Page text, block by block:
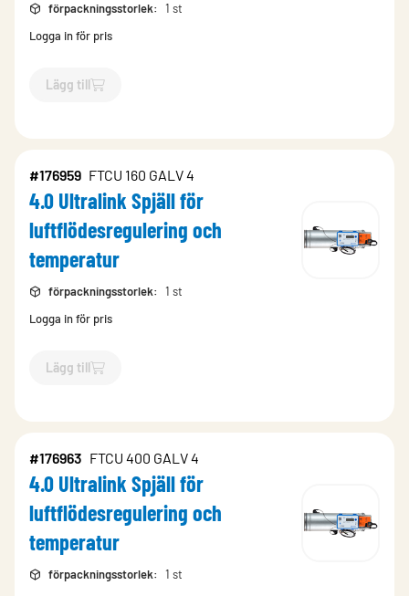
förpackningsstorlek:
1 st
Logga in för pris
Lägg till
`$Lägg till
#176959 FTCU 160 GALV 4
4.0 Ultralink Spjäll för
luftflödesregulering och
temperatur
förpackningsstorlek:
1 st
Logga in för pris
Lägg till
`$Lägg till
#176963 FTCU 400 GALV 4
4.0 Ultralink Spjäll för
luftflödesregulering och
temperatur
förpackningsstorlek:
1 st